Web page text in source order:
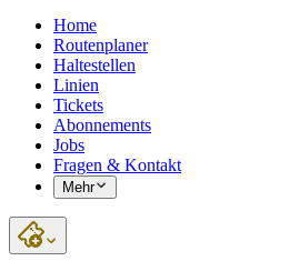
Home
Routenplaner
Haltestellen
Linien
Tickets
Abonnements
Jobs
Fragen & Kontakt
Mehr